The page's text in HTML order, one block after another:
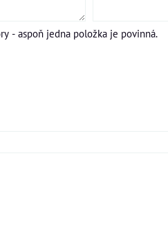
- aspoň jedna položka je povinná.